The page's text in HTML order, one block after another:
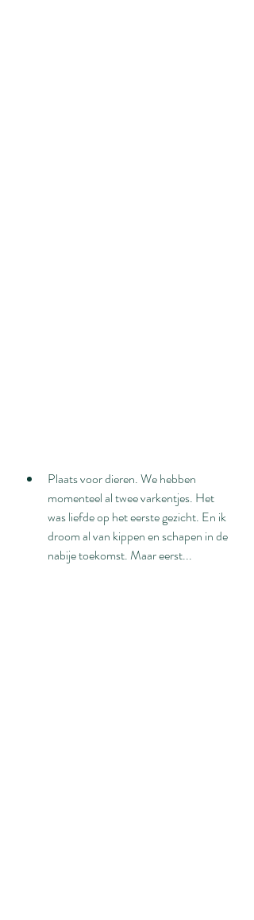
Plaats voor dieren. We hebben
momenteel al twee varkentjes. Het
was liefde op het eerste gezicht. En ik
droom al van kippen en schapen in de
nabije toekomst. Maar eerst...